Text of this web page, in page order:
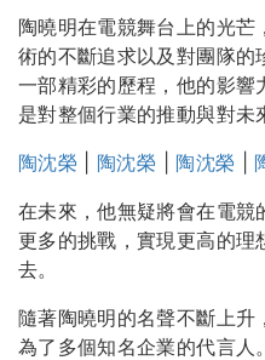
陶曉明在電競舞台上的光
術的不斷追求以及對團隊的
一部精彩的歷程，他的影響
是對整個行業的推動與對未
陶沈榮
陶沈榮 陶沈榮
在未來，他無疑將會在電競
更多的挑戰，實現更高的理
去。
隨著陶曉明的名聲不斷上升
為了多個知名企業的代言人